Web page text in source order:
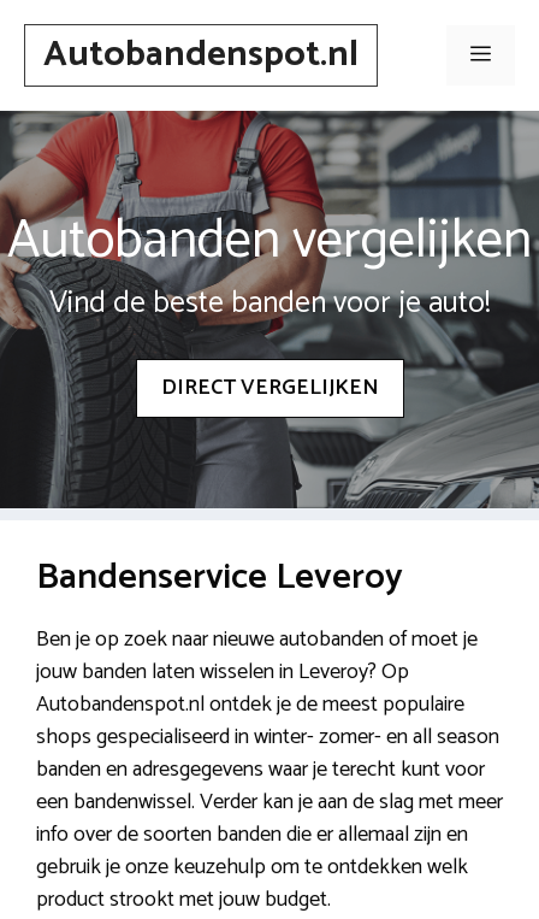
Spring
inhoudAutobandenspot.nl Menu
Autobanden vergelijken
Vind de beste banden voor je auto!
DIRECT VERGELIJKEN
Bandenservice Leveroy
Ben je op zoek naar nieuwe autobanden of moet je
jouw banden laten wisselen in Leveroy? Op
Autobandenspot.nl ontdek je de meest populaire
shops gespecialiseerd in winter- zomer- en all season
banden en adresgegevens waar je terecht kunt voor
een bandenwissel. Verder kan je aan de slag met meer
info over de soorten banden die er allemaal zijn en
gebruik je onze keuzehulp om te ontdekken welk
product strookt met jouw budget.